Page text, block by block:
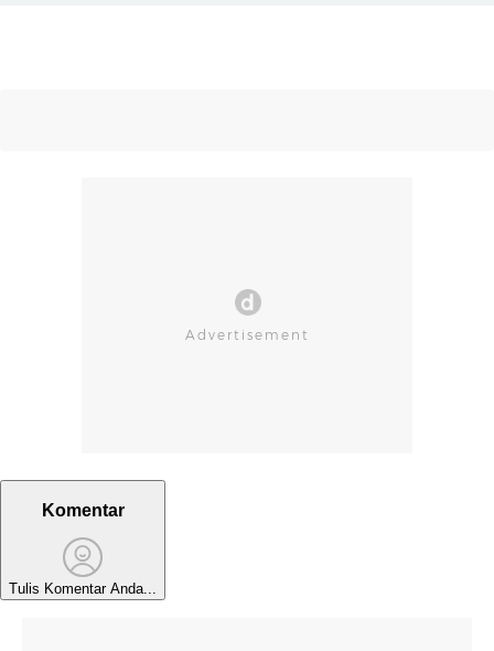
Komentar
Tulis Komentar Anda...